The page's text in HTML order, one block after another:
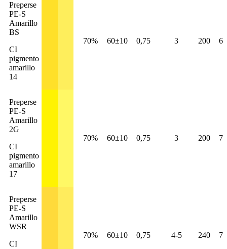
Preperse
PE-S
Amarillo
BS
CI
pigmento
amarillo
14
70% 60±10 0,75 3 200 6
Preperse
PE-S
Amarillo
2G
CI
pigmento
amarillo
17
70% 60±10 0,75 3 200 7
Preperse
PE-S
Amarillo
WSR
CI
70% 60±10 0,75 4-5 240 7